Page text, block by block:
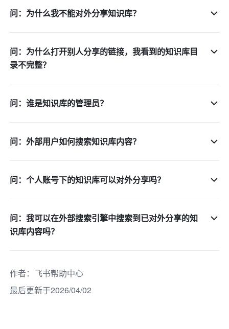
问：为什么我不能对外分享知识库？
问：为什么打开别人分享的链接，我看到的知识库目
录不完整？
问：谁是知识库的管理员？
问：外部用户如何搜索知识库内容？
问：个人账号下的知识库可以对外分享吗？
问：我可以在外部搜索引擎中搜索到已对外分享的知
识库内容吗？
作者： 飞书帮助中心
最后更新于2026/04/02